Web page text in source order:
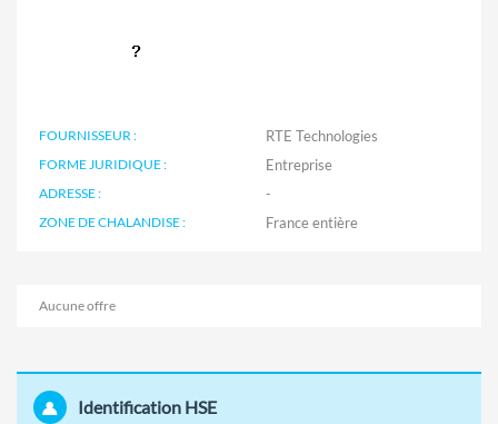
FOURNISSEUR : RTE Technologies
FORME JURIDIQUE : Entreprise
ADRESSE : -
ZONE DE CHALANDISE :
Aucune offre
Identification HSE